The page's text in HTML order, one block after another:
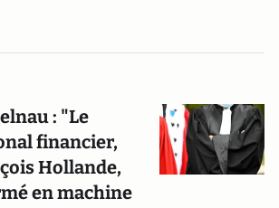
: "Le
financier,
Hollande,
en machine